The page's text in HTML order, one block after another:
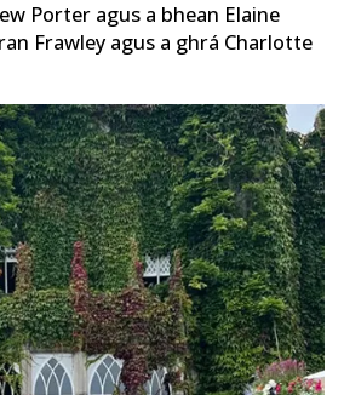
Porter agus a bhean Elaine
Frawley agus a ghrá Charlotte